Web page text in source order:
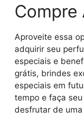
Compre
Aproveite essa
adquirir seu
especiais e
grátis, brindes
especiais em
tempo e faça
desfrutar de